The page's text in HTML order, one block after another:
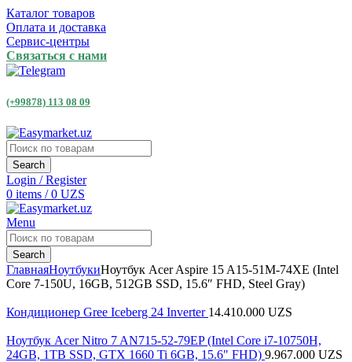
Каталог товаров
Оплата и доставка
Сервис-центры
Связаться с нами
(+99878) 113 08 09
Search
Login / Register
0 items / 0 UZS
Menu
Search
ГлавнаяНоутбукиНоутбук Acer Aspire 15 A15-51M-74XE (Intel
Core 7-150U, 16GB, 512GB SSD, 15.6″ FHD, Steel Gray)
Кондиционер Gree Iceberg 24 Inverter 14.410.000 UZS
Ноутбук Acer Nitro 7 AN715-52-79EP (Intel Core i7-10750H,
24GB, 1TB SSD, GTX 1660 Ti 6GB, 15.6" FHD) 9.967.000 UZS